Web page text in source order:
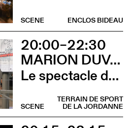
ENCLOS BIDEAU
SCENE
20:00–22:30
MARION DUVAL - CIE CHRIS CADILLAC
Le spectacle de merde
TERRAIN DE SPORT
DE LA JORDANNE
SCENE